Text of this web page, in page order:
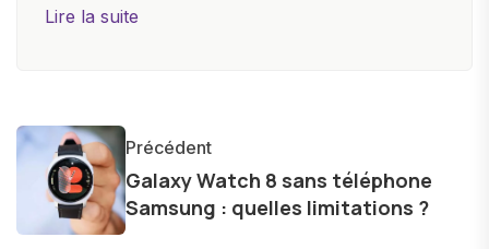
nouveaux appareils, à rédiger des critiques
informations précises et pertinentes pour aider
les consommateurs à comprendre et à naviguer
dans le paysage technologique en constante
évolution.
Lire la suite
Précédent
Galaxy Watch 8 sans téléphone
Samsung : quelles limitations ?